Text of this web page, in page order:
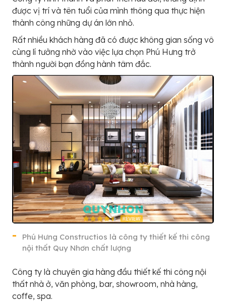
được vị trí và tên tuổi của mình thông qua thực hiện
thành công những dự án lớn nhỏ.
Rất nhiều khách hàng đã có được không gian sống vô
cùng lí tưởng nhờ vào việc lựa chọn Phú Hưng trở
thành người bạn đồng hành tâm đắc.
Phú Hưng Constructios là công ty thiết kế thi công
nội thất Quy Nhơn chất lượng
Công ty là chuyên gia hàng đầu thiết kế thi công nội
thất nhà ở, văn phòng, bar, showroom, nhà hàng,
coffe, spa.